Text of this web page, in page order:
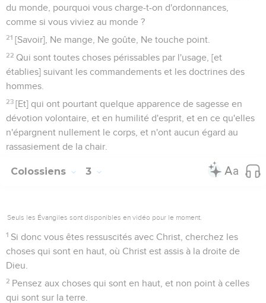
du monde, pourquoi vous charge-t-on d'ordonnances,
comme si vous viviez au monde ?
21 [Savoir], Ne mange, Ne goûte, Ne touche point.
22 Qui sont toutes choses périssables par l'usage, [et
établies] suivant les commandements et les doctrines des
hommes.
23 [Et] qui ont pourtant quelque apparence de sagesse en
dévotion volontaire, et en humilité d'esprit, et en ce qu'elles
n'épargnent nullement le corps, et n'ont aucun égard au
rassasiement de la chair.
Colossiens 3
Seuls les Évangiles sont disponibles en vidéo pour le moment.
1 Si donc vous êtes ressuscités avec Christ, cherchez les
choses qui sont en haut, où Christ est assis à la droite de
Dieu.
2 Pensez aux choses qui sont en haut, et non point à celles
qui sont sur la terre.